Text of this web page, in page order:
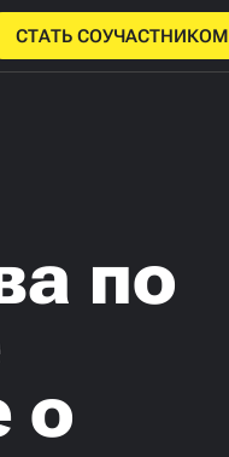
СТАТЬ СОУЧАСТНИКОМ
по
о